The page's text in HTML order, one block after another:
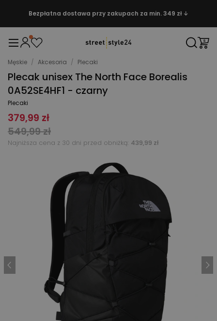
Bezpłatna dostawa przy zakupach za min. 349 zł ↓
Męskie / Akcesoria / Plecaki
Plecak unisex The North Face Borealis
0A52SE4HF1 - czarny
Plecaki
379,99 zł
549,99 zł
Najniższa cena z 30 dni przed obniżką: 439,99 zł